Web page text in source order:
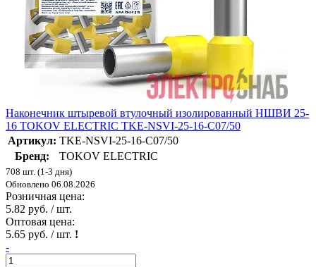
Наконечник штыревой втулочный изолированный НШВИ 25-
16 TOKOV ELECTRIC TKE-NSVI-25-16-C07/50
Артикул: TKE-NSVI-25-16-C07/50
Бренд:
TOKOV ELECTRIC
708 шт. (1-3 дня)
Обновлено 06.08.2026
Розничная цена:
5.82 руб. / шт.
Оптовая цена:
5.65 руб. / шт. !
-